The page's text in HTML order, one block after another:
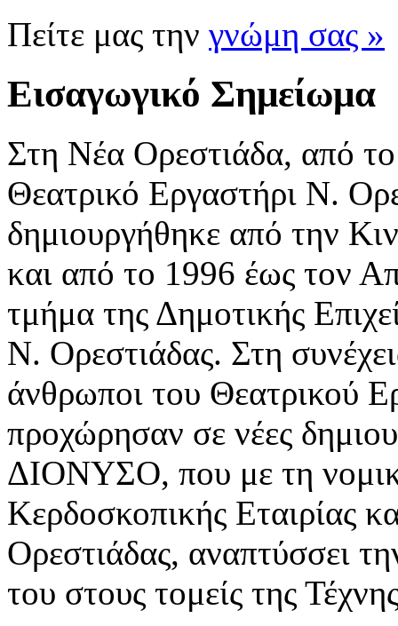
Πείτε μας την γνώμη σας »
Εισαγωγικό Σημείωμα
Στη Νέα Ορεστιάδα, από το
Θεατρικό Εργαστήρι Ν.
δημιουργήθηκε από την
και από το 1996 έως τον
τμήμα της Δημοτικής
Ν. Ορεστιάδας. Στη
άνθρωποι του Θεατρικού
προχώρησαν σε νέες
ΔΙΟΝΥΣΟ, που με τη
Κερδοσκοπικής Εταιρίας
Ορεστιάδας, αναπτύσσει
του στους τομείς της